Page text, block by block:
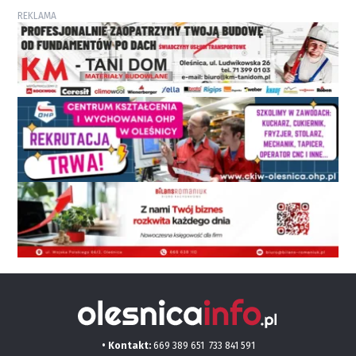
REKLAMA
• Kontakt: 669 389 651 733 841 591